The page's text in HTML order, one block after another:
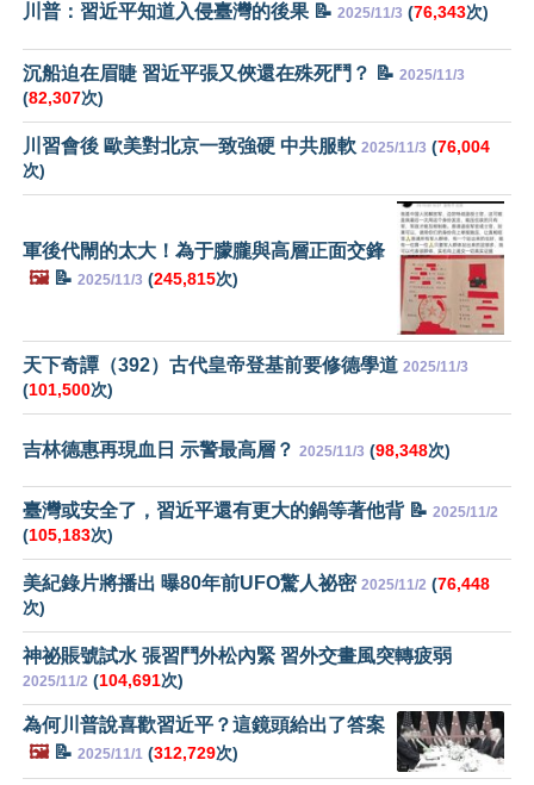
川普：習近平知道入侵臺灣的後果 📝 2025/11/3 (76,343次)
沉船迫在眉睫 習近平張又俠還在殊死鬥？ 📝 2025/11/3
(82,307次)
川習會後 歐美對北京一致強硬 中共服軟 2025/11/3 (76,004
次)
軍後代閙的太大！為于朦朧與高層正面交鋒
🖼️📝 2025/11/3 (245,815次)
天下奇譚（392）古代皇帝登基前要修德學道 2025/11/3
(101,500次)
吉林德惠再現血日 示警最高層？ 2025/11/3 (98,348次)
臺灣或安全了，習近平還有更大的鍋等著他背 📝 2025/11/2
(105,183次)
美紀錄片將播出 曝80年前UFO驚人祕密 2025/11/2 (76,448
次)
神祕賬號試水 張習鬥外松內緊 習外交畫風突轉疲弱
2025/11/2 (104,691次)
為何川普說喜歡習近平？這鏡頭給出了答案
🖼️📝 2025/11/1 (312,729次)